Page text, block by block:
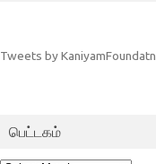
Tweets by KaniyamFoundatn
பெட்டகம்